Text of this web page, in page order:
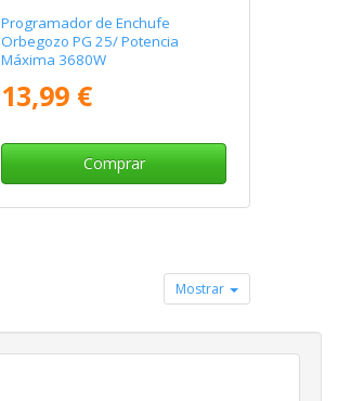
Programador de Enchufe
Orbegozo PG 25/ Potencia
Máxima 3680W
13,99 €
Comprar
Mostrar